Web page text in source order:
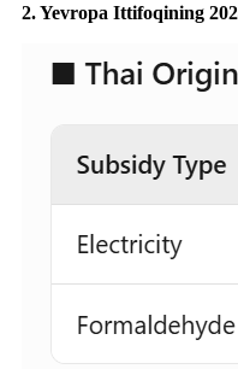
2. Yevropa Ittifoqining